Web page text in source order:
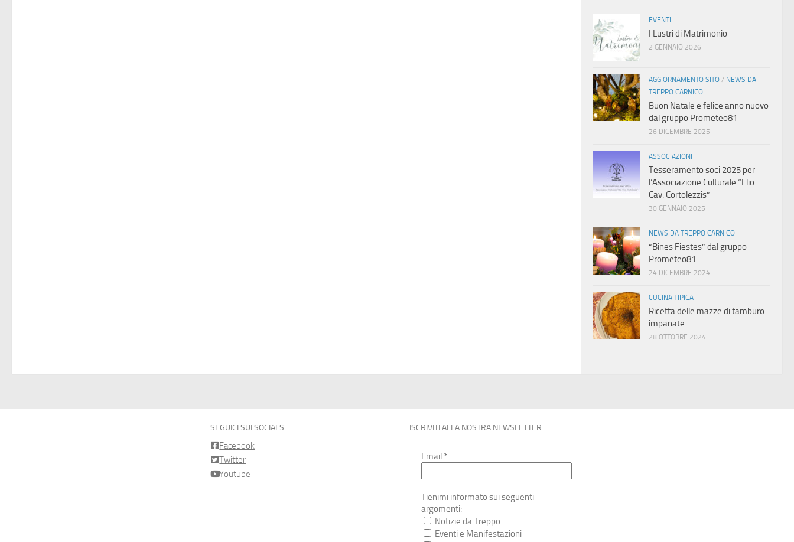
EVENTI
I Lustri di Matrimonio
2 GENNAIO 2026
AGGIORNAMENTO SITO / NEWS DA
TREPPO CARNICO
Buon Natale e felice anno nuovo
dal gruppo Prometeo81
26 DICEMBRE 2025
ASSOCIAZIONI
Tesseramento soci 2025 per
l’Associazione Culturale “Elio
Cav. Cortolezzis”
30 GENNAIO 2025
NEWS DA TREPPO CARNICO
“Bines Fiestes” dal gruppo
Prometeo81
24 DICEMBRE 2024
CUCINA TIPICA
Ricetta delle mazze di tamburo
impanate
28 OTTOBRE 2024
SEGUICI SUI SOCIALS
Facebook
Twitter
Youtube
ISCRIVITI ALLA NOSTRA NEWSLETTER
Email *
Tienimi informato sui seguenti
argomenti:
Notizie da Treppo
Eventi e Manifestazioni